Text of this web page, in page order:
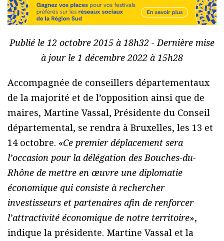
Publié le 12 octobre 2015 à 18h32 - Dernière mise
à jour le 1 décembre 2022 à 15h28
Accompagnée de conseillers départementaux
de la majorité et de l’opposition ainsi que de
maires, Martine Vassal, Présidente du Conseil
départemental, se rendra à Bruxelles, les 13 et
14 octobre. «Ce premier déplacement sera
l’occasion pour la délégation des Bouches-du-
Rhône de mettre en œuvre une diplomatie
économique qui consiste à rechercher
investisseurs et partenaires afin de renforcer
l’attractivité économique de notre territoire»,
indique la présidente. Martine Vassal et la